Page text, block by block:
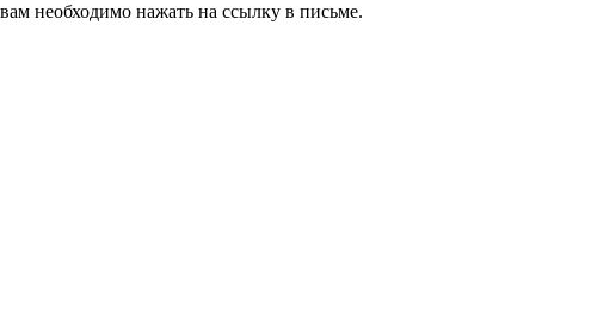
необходимо нажать на ссылку в письме.